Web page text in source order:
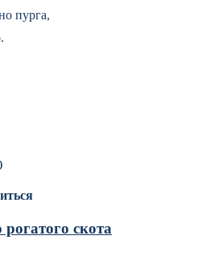
пурга,
скота